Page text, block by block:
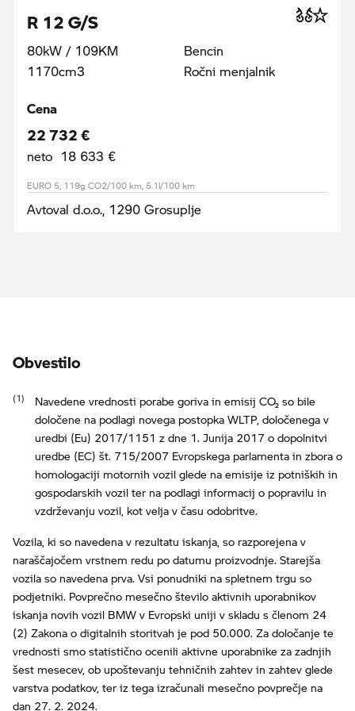
R 12 G/S
80kW / 109KM
1170cm3
Bencin
Ročni menjalnik
Cena
22 732 €
neto 18 633 €
EURO 5, 119g CO2/100 km, 5.1l/100 km
Avtoval d.o.o., 1290 Grosuplje
Obvestilo
Navedene vrednosti porabe goriva in emisij CO₂ so bile
določene na podlagi novega postopka WLTP, določenega v
uredbi (Eu) 2017/1151 z dne 1. Junija 2017 o dopolnitvi
uredbe (EC) št. 715/2007 Evropskega parlamenta in zbora o
homologaciji motornih vozil glede na emisije iz potniških in
gospodarskih vozil ter na podlagi informacij o popravilu in
vzdrževanju vozil, kot velja v času odobritve.
Vozila, ki so navedena v rezultatu iskanja, so razporejena v
naraščajočem vrstnem redu po datumu proizvodnje. Starejša
vozila so navedena prva. Vsi ponudniki na spletnem trgu so
podjetniki. Povprečno mesečno število aktivnih uporabnikov
iskanja novih vozil BMW v Evropski uniji v skladu s členom 24
(2) Zakona o digitalnih storitvah je pod 50.000. Za določanje te
vrednosti smo statistično ocenili aktivne uporabnike za zadnjih
šest mesecev, ob upoštevanju tehničnih zahtev in zahtev glede
varstva podatkov, ter iz tega izračunali mesečno povprečje na
dan 27. 2. 2024.